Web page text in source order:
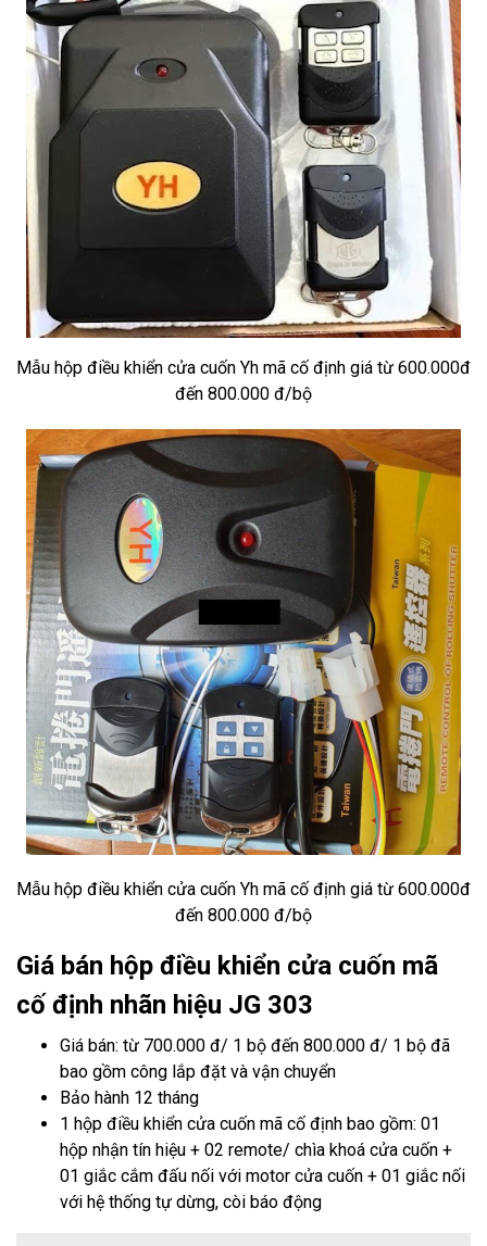
Mẫu hộp điều khiển cửa cuốn Yh mã cố định giá từ 600.000đ
đến 800.000 đ/bộ
Mẫu hộp điều khiển cửa cuốn Yh mã cố định giá từ 600.000đ
đến 800.000 đ/bộ
Giá bán hộp điều khiển cửa cuốn mã
cố định nhãn hiệu JG 303
Giá bán: từ 700.000 đ/ 1 bộ đến 800.000 đ/ 1 bộ đã
bao gồm công lắp đặt và vận chuyển
Bảo hành 12 tháng
1 hộp điều khiển cửa cuốn mã cố định bao gồm: 01
hộp nhận tín hiệu + 02 remote/ chìa khoá cửa cuốn +
01 giắc cắm đấu nối với motor cửa cuốn + 01 giắc nối
với hệ thống tự dừng, còi báo động